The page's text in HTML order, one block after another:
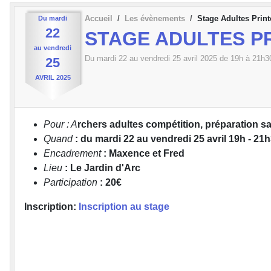
Du mardi
22
au vendredi
25
AVRIL 2025
Accueil Les évènements Stage Adultes
STAGE ADULTES
Du mardi 22 au vendredi 25 avril 2025 de 19h à
Pour : Archers adultes compétition, préparation
Quand: du mardi 22 au vendredi 25 avril 19h -
Encadrement : Maxence et Fred
Lieu : Le Jardin d'Arc
Participation : 20€
Inscription: Inscription au stage